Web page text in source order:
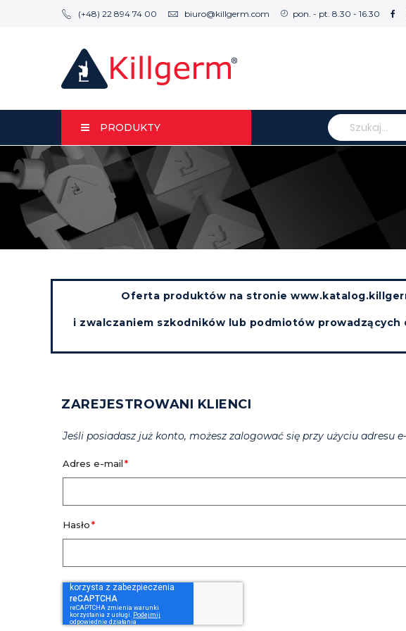
(+48) 22 894 74 00 biuro@killgerm.com pon. - pt. 8.30 - 16.30
PRODUKTY
Szukaj
Oferta produktów na stronie
i zwalczaniem szkodników lub podmiotów
ZAREJESTROWANI KLIENCI
Jeśli posiadasz już konto, możesz zalogować się przy użyciu adresu
Adres e-mail
Hasło